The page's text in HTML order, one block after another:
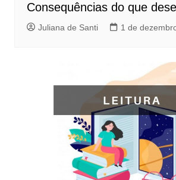
Consequências do que
Juliana de Santi 1 de